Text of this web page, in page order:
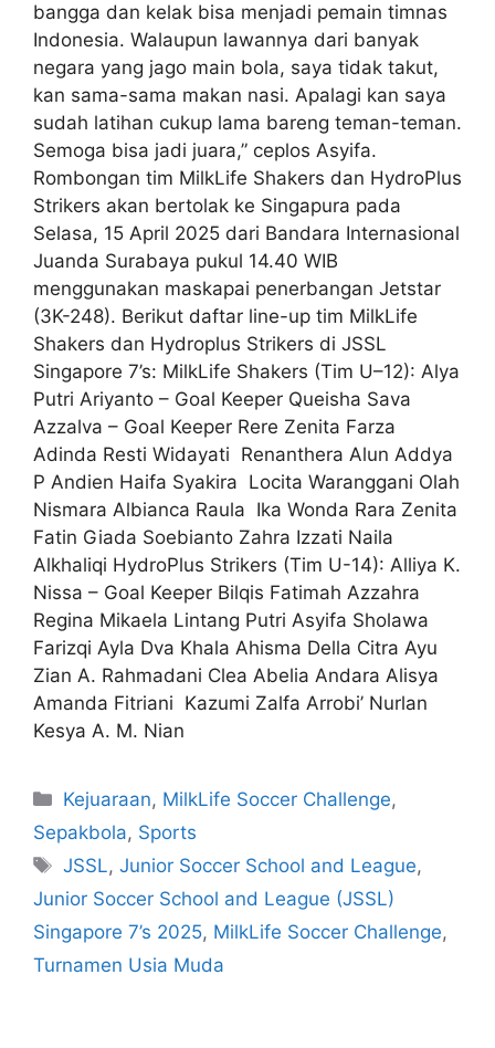
bangga dan kelak bisa menjadi pemain timnas
Indonesia. Walaupun lawannya dari banyak
negara yang jago main bola, saya tidak takut,
kan sama-sama makan nasi. Apalagi kan saya
sudah latihan cukup lama bareng teman-teman.
Semoga bisa jadi juara,” ceplos Asyifa.
Rombongan tim MilkLife Shakers dan HydroPlus
Strikers akan bertolak ke Singapura pada
Selasa, 15 April 2025 dari Bandara Internasional
Juanda Surabaya pukul 14.40 WIB
menggunakan maskapai penerbangan Jetstar
(3K-248). Berikut daftar line-up tim MilkLife
Shakers dan Hydroplus Strikers di JSSL
Singapore 7’s: MilkLife Shakers (Tim U–12): Alya
Putri Ariyanto – Goal Keeper Queisha Sava
Azzalva – Goal Keeper Rere Zenita Farza
Adinda Resti Widayati Renanthera Alun Addya
P Andien Haifa Syakira Locita Waranggani Olah
Nismara Albianca Raula Ika Wonda Rara Zenita
Fatin Giada Soebianto Zahra Izzati Naila
Alkhaliqi HydroPlus Strikers (Tim U-14): Alliya K.
Nissa – Goal Keeper Bilqis Fatimah Azzahra
Regina Mikaela Lintang Putri Asyifa Sholawa
Farizqi Ayla Dva Khala Ahisma Della Citra Ayu
Zian A. Rahmadani Clea Abelia Andara Alisya
Amanda Fitriani Kazumi Zalfa Arrobi’ Nurlan
Kesya A. M. Nian
Kejuaraan, MilkLife Soccer Challenge,
Sepakbola, Sports
JSSL,Junior Soccer School and League,
Junior Soccer School and League (JSSL)
Singapore 7’s 2025, MilkLife Soccer Challenge,
Turnamen Usia Muda